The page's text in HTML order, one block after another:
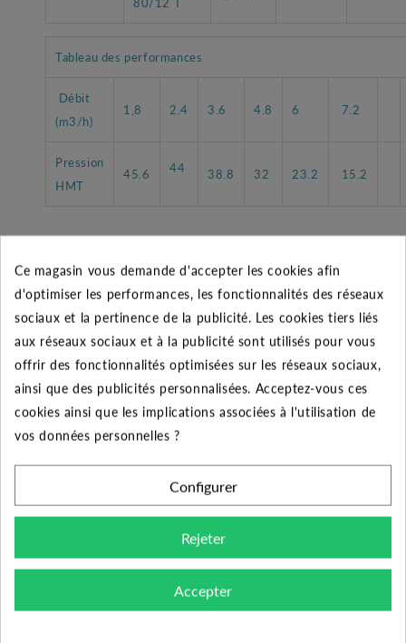
Tableau des performances
Débit
(m3/h)
1,8 2.4 3.6 4.8 6 7.2
Pression
HMT
45.6 44 38.8 32 23.2 15.2
CARACTÉRISTIQUES GÉNÉRALES
Fabricant EBARA
Utilisateurs
Domestique et
Professionnel
Désignation
- Pompe de puits
Garantie 2 ans
refoulement
1"1/4 (33/42)
Liquides propres, sans corps
Ce magasin vous demande d'accepter les cookies afin
d'optimiser les performances, les fonctionnalités des réseaux
sociaux et la pertinence de la publicité. Les cookies tiers liés
aux réseaux sociaux et à la publicité sont utilisés pour vous
offrir des fonctionnalités optimisées sur les réseaux sociaux,
ainsi que des publicités personnalisées. Acceptez-vous ces
cookies ainsi que les implications associées à l'utilisation de
vos données personnelles ?
Configurer
Rejeter
Accepter